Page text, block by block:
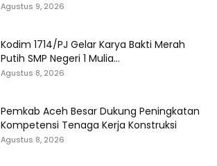
Agustus 9, 2026
Kodim 1714/PJ Gelar Karya Bakti Merah
Putih SMP Negeri 1 Mulia...
Agustus 8, 2026
Pemkab Aceh Besar Dukung Peningkatan
Kompetensi Tenaga Kerja Konstruksi
Agustus 8, 2026